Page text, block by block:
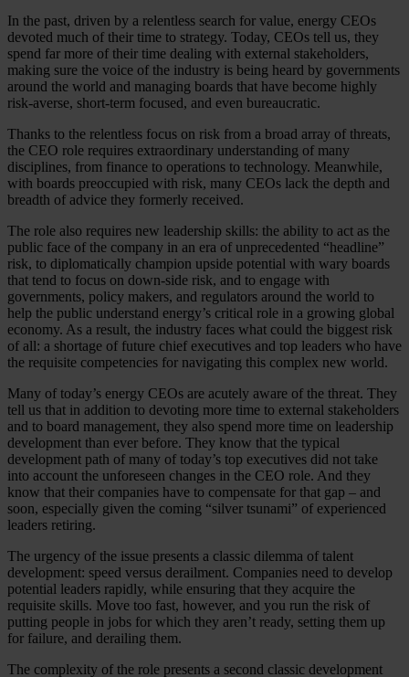
In the past, driven by a relentless search for value, energy CEOs
devoted much of their time to strategy. Today, CEOs tell us, they
spend far more of their time dealing with external stakeholders,
making sure the voice of the industry is being heard by governments
around the world and managing boards that have become highly
risk-averse, short-term focused, and even bureaucratic.
Thanks to the relentless focus on risk from a broad array of threats,
the CEO role requires extraordinary understanding of many
disciplines, from finance to operations to technology. Meanwhile,
with boards preoccupied with risk, many CEOs lack the depth and
breadth of advice they formerly received.
The role also requires new leadership skills: the ability to act as the
public face of the company in an era of unprecedented “headline”
risk, to diplomatically champion upside potential with wary boards
that tend to focus on down-side risk, and to engage with
governments, policy makers, and regulators around the world to
help the public understand energy’s critical role in a growing global
economy. As a result, the industry faces what could the biggest risk
of all: a shortage of future chief executives and top leaders who have
the requisite competencies for navigating this complex new world.
Many of today’s energy CEOs are acutely aware of the threat. They
tell us that in addition to devoting more time to external stakeholders
and to board management, they also spend more time on leadership
development than ever before. They know that the typical
development path of many of today’s top executives did not take
into account the unforeseen changes in the CEO role. And they
know that their companies have to compensate for that gap – and
soon, especially given the coming “silver tsunami” of experienced
leaders retiring.
The urgency of the issue presents a classic dilemma of talent
development: speed versus derailment. Companies need to develop
potential leaders rapidly, while ensuring that they acquire the
requisite skills. Move too fast, however, and you run the risk of
putting people in jobs for which they aren’t ready, setting them up
for failure, and derailing them.
The complexity of the role presents a second classic development